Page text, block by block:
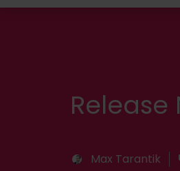
Release
Max Tarantik